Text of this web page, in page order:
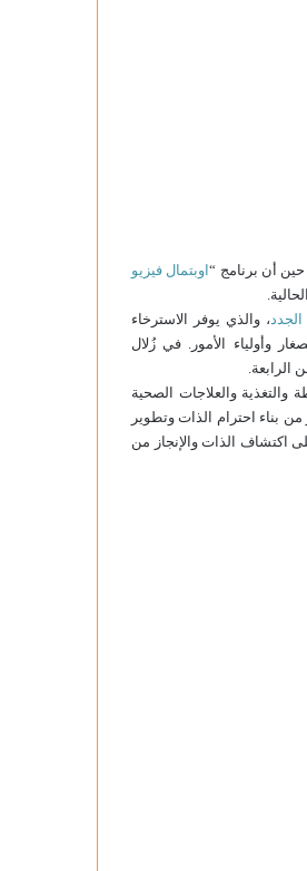
أن برنامج “اوبتمال فيزيو
، والذي يوفر الاسترخاء
وأولياء الأمور. في زُلال
الرابعة.
والتغذية والعلاجات الصحية
الضيوف الصغار من بناء احترام الذات وتطوير
في سن 13 – 17 سنة، على اكتشاف الذات والإنجاز من